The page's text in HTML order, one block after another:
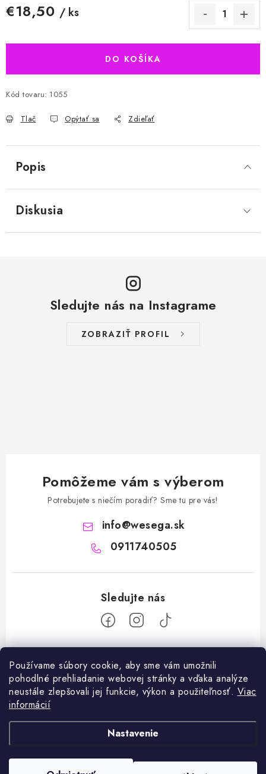
Používame súbory cookie, aby sme vám umožnili
pohodlné prehliadanie webovej stránky a vďaka analýze
neustále zlepšovali jej funkcie, výkon a použiteľnosť. Viac
informácií
Nastavenie
€18,50 / ks
DO KOŠÍKA
Kód tovaru: 1055
Tlač Opýtať sa Zdieľať
Popis
Diskusia
Sledujte nás na Instagrame
ZOBRAZIŤ PROFIL
Pomôžeme vám s výberom
Potrebujete s niečím poradiť? Sme tu pre vás!
info@wesega.sk
0911740505
Z
Facebook
Blog
Deň matiek: Darček, ktorý povie viac než slová
Hromničná sviečka
Prijímame online platby